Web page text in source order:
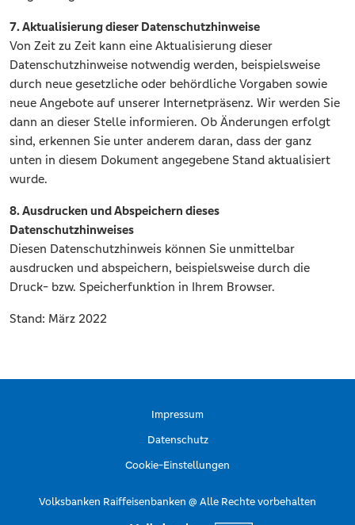
7. Aktualisierung dieser Datenschutzhinweise
Von Zeit zu Zeit kann eine Aktualisierung dieser
Datenschutzhinweise notwendig werden, beispielsweise
durch neue gesetzliche oder behördliche Vorgaben sowie
neue Angebote auf unserer Internetpräsenz. Wir werden Sie
dann an dieser Stelle informieren. Ob Änderungen erfolgt
sind, erkennen Sie unter anderem daran, dass der ganz
unten in diesem Dokument angegebene Stand aktualisiert
wurde.
8. Ausdrucken und Abspeichern dieses
Datenschutzhinweises
Diesen Datenschutzhinweis können Sie unmittelbar
ausdrucken und abspeichern, beispielsweise durch die
Druck- bzw. Speicherfunktion in Ihrem Browser.
Stand: März 2022
Impressum
Datenschutz
Cookie-Einstellungen
Volksbanken Raiffeisenbanken @ Alle Rechte vorbehalten